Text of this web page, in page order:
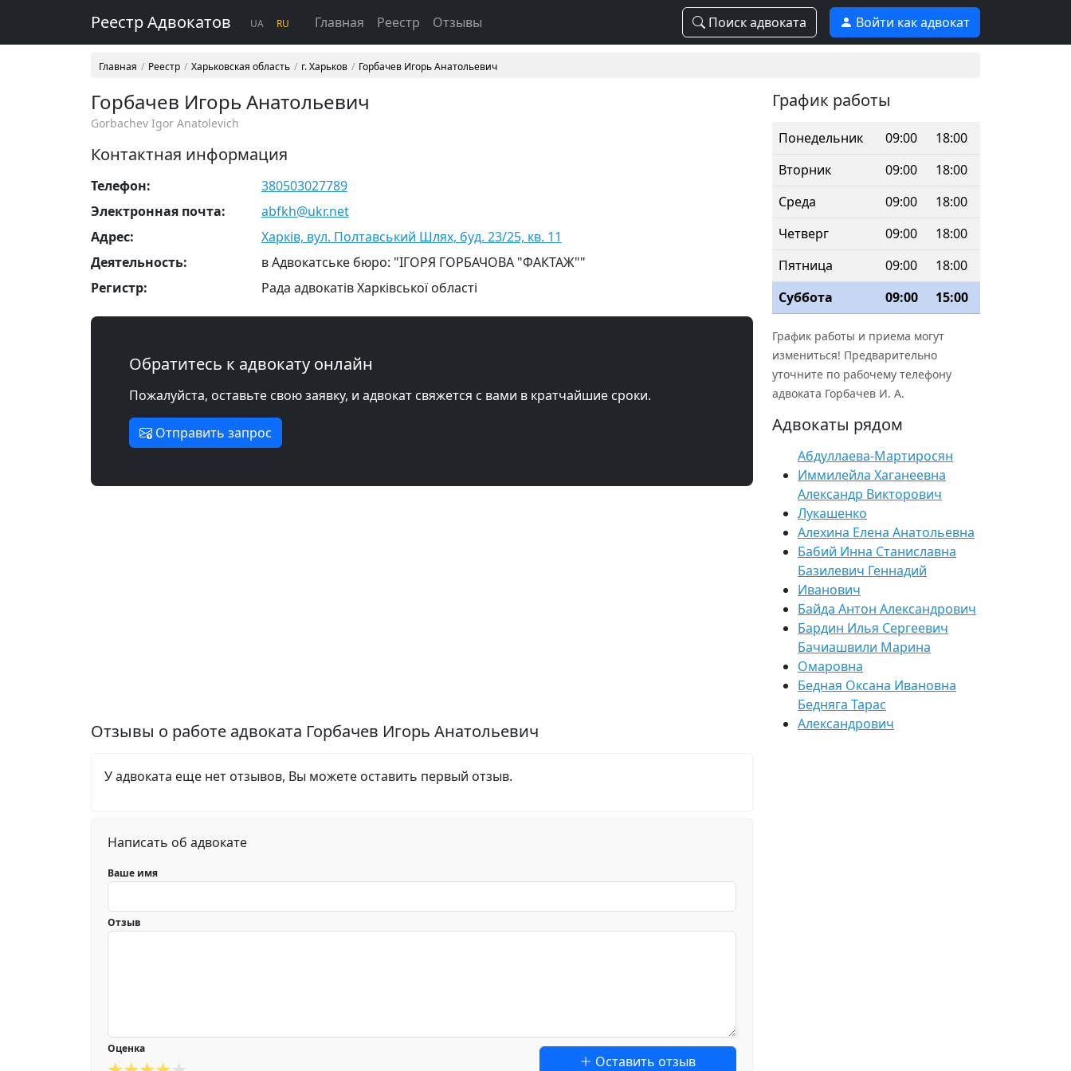
Реестр Адвокатов UA RU Главная Реестр Отзывы Поиск адвоката Войти как адвокат
Главная Реестр Харьковская область г. Харьков Горбачев Игорь Анатольевич
Горбачев Игорь Анатольевич
Gorbachev Igor Anatolevich
Контактная информация
Телефон:
380503027789
Электронная почта:
abfkh@ukr.net
Адрес:
Харків, вул. Полтавський Шлях, буд. 23/25, кв. 11
Деятельность:
в Адвокатське бюро: "ІГОРЯ ГОРБАЧОВА "ФАКТАЖ""
Регистр:
Рада адвокатів Харківської області
Обратитесь к адвокату онлайн
Пожалуйста, оставьте свою заявку, и адвокат свяжется с вами в кратчайшие сроки.
Отправить запрос
Отзывы о работе адвоката Горбачев Игорь Анатольевич
У адвоката еще нет отзывов, Вы можете оставить первый отзыв.
Написать об адвокате
Ваше имя
Отзыв
Оценка
Оставить отзыв
График работы
Понедельник 09:00
18:00
Вторник
09:00
18:00
Среда
09:00
18:00
Четверг
09:00
18:00
Пятница
09:00
18:00
Суббота
09:00 15:00
График работы и приема могут
измениться! Предварительно
уточните по рабочему телефону
адвоката Горбачев И. А.
Адвокаты рядом
Абдуллаева-Мартиросян
Иммилейла Хаганеевна
Александр Викторович
Лукашенко
Алехина Елена Анатольевна
Бабий Инна Станиславна
Базилевич Геннадий
Иванович
Байда Антон Александрович
Бардин Илья Сергеевич
Бачиашвили Марина
Омаровна
Бедная Оксана Ивановна
Бедняга Тарас
Александрович